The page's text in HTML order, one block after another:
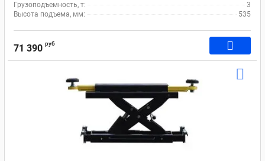
Грузоподъемность, т:
3
Высота подъема, мм:
535
71 390 руб